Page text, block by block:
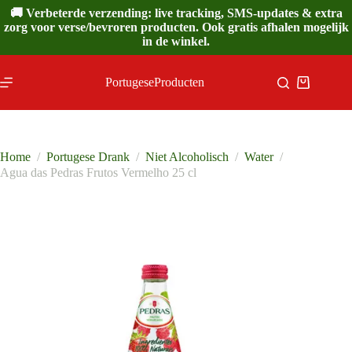
Ga
naar
de
🚚 Verbeterde verzending: live tracking, SMS-updates & extra
zorg voor verse/bevroren producten. Ook gratis afhalen mogelijk
in de winkel.
PortugeseProducten
Home / Portugese Drank / Niet Alcoholisch / Water /
Agua das Pedras Frutos Vermelho 25 cl